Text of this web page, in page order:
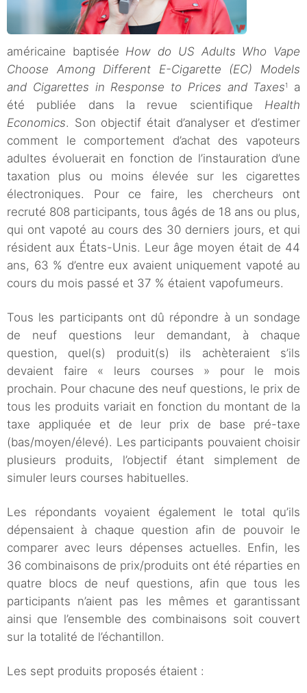
américaine baptisée How do US Adults Who Vape
Choose Among Different E-Cigarette (EC) Models
and Cigarettes in Response to Prices and Taxes1
a
été publiée dans la revue scientifique Health
Economics. Son objectif était d’analyser et d’estimer
comment le comportement d’achat des vapoteurs
adultes évoluerait en fonction de l’instauration d’une
taxation plus ou moins élevée sur les cigarettes
électroniques. Pour ce faire, les chercheurs ont
recruté 808 participants, tous âgés de 18 ans ou plus,
qui ont vapoté au cours des 30 derniers jours, et qui
résident aux États-Unis. Leur âge moyen était de 44
ans, 63 % d’entre eux avaient uniquement vapoté au
cours du mois passé et 37 % étaient vapofumeurs.
Tous les participants ont dû répondre à un sondage
de neuf questions leur demandant, à chaque
question, quel(s) produit(s) ils achèteraient s’ils
devaient faire « leurs courses » pour le mois
prochain. Pour chacune des neuf questions, le prix de
tous les produits variait en fonction du montant de la
taxe appliquée et de leur prix de base pré-taxe
(bas/moyen/élevé). Les participants pouvaient choisir
plusieurs produits, l’objectif étant simplement de
simuler leurs courses habituelles.
Les répondants voyaient également le total qu’ils
dépensaient à chaque question afin de pouvoir le
comparer avec leurs dépenses actuelles. Enfin, les
36 combinaisons de prix/produits ont été réparties en
quatre blocs de neuf questions, afin que tous les
participants n’aient pas les mêmes et garantissant
ainsi que l’ensemble des combinaisons soit couvert
sur la totalité de l’échantillon.
Les sept produits proposés étaient :